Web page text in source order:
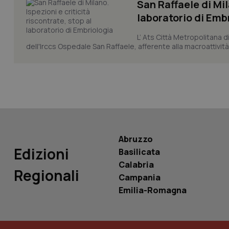
San Raffaele di
laboratorio di
L’ Ats Città Metropolitana
dell'Irccs Ospedale San Raffaele, afferente alla
Edizioni
Regionali
Abruzzo
Basilicata
Calabria
Campania
Emilia-Romagna
tracking-sites-
tracking-enable